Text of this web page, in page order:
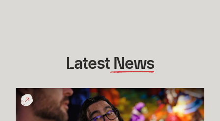
Latest News
Data
de
Lançamento